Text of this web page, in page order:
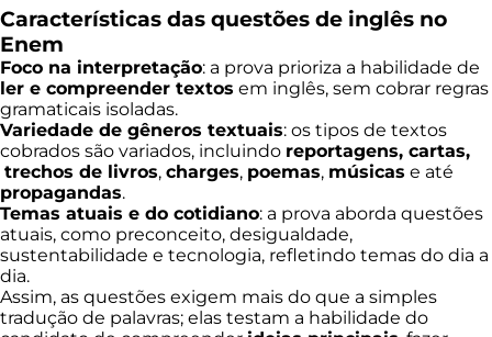
Características das questões de inglês no
Enem
Foco na interpretação: a prova prioriza a habilidade de
ler e compreender textos em inglês, sem cobrar regras
gramaticais isoladas.
Variedade de gêneros textuais: os tipos de textos
cobrados são variados, incluindo reportagens, cartas,
trechos de livros, charges, poemas, músicas e até
propagandas.
Temas atuais e do cotidiano: a prova aborda questões
atuais, como preconceito, desigualdade,
sustentabilidade e tecnologia, refletindo temas do dia a
dia.
Assim, as questões exigem mais do que a simples
tradução de palavras; elas testam a habilidade do